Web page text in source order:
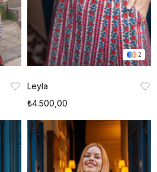
2
Leyla
₺4.500,00